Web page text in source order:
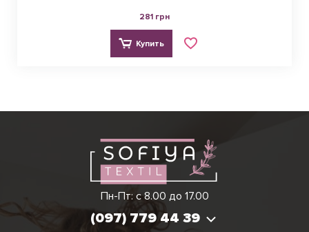
281 грн
Купить
Пн-Пт: с 8.00 до 17.00
(097) 779 44 39
Виктория
(097) 779 44 39